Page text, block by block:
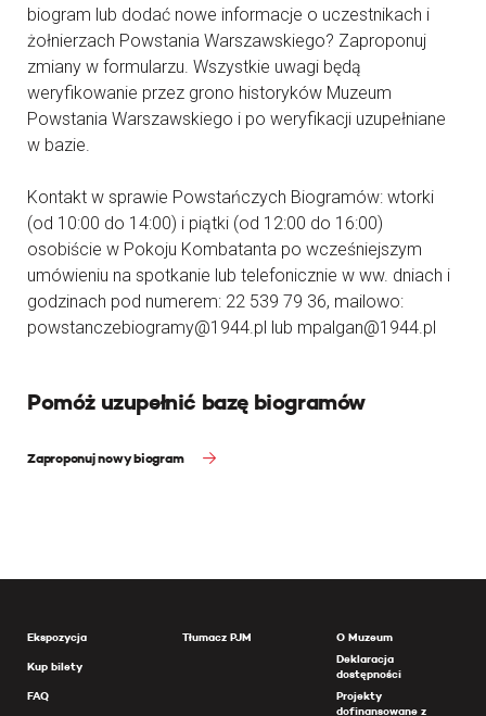
biogram lub dodać nowe informacje o uczestnikach i
żołnierzach Powstania Warszawskiego? Zaproponuj
zmiany w formularzu. Wszystkie uwagi będą
weryfikowanie przez grono historyków Muzeum
Powstania Warszawskiego i po weryfikacji uzupełniane
w bazie.
Kontakt w sprawie Powstańczych Biogramów: wtorki
(od 10:00 do 14:00) i piątki (od 12:00 do 16:00)
osobiście w Pokoju Kombatanta po wcześniejszym
umówieniu na spotkanie lub telefonicznie w ww. dniach i
godzinach pod numerem: 22 539 79 36, mailowo:
powstanczebiogramy@1944.pl lub mpalgan@1944.pl
Pomóż uzupełnić bazę biogramów
Zaproponuj nowy biogram
Ekspozycja
Kup bilety
FAQ
Tłumacz PJM
O Muzeum
Deklaracja
dostępności
Projekty
dofinansowane z